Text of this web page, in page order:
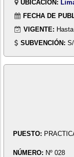
UBICACIÓN:
FECHA DE
VIGENTE:
SUBVENCIÓN:
PUESTO:
NÚMERO: Nº 028